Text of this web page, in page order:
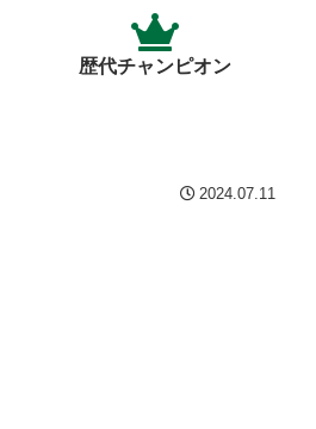
歴代チャンピオン
2024.07.11